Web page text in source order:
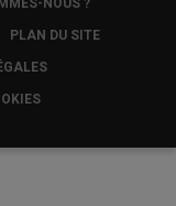
NOUS ?
PLAN DU SITE